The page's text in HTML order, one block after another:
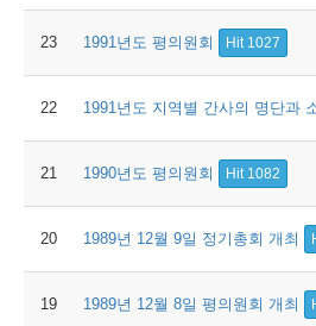
23 1991년도 평의원회 Hit 1027
22 1991년도 지역별 간사의 명단과
21 1990년도 평의원회 Hit 1082
20 1989년 12월 9일 정기총회 개최
19 1989년 12월 8일 평의원회 개최